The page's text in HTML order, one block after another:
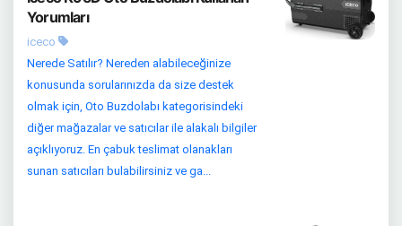
Yorumları
iceco
Nerede Satılır? Nereden alabileceğinize
konusunda sorularınızda da size destek
olmak için, Oto Buzdolabı kategorisindeki
diğer mağazalar ve satıcılar ile alakalı bilgiler
açıklıyoruz. En çabuk teslimat olanakları
sunan satıcıları bulabilirsiniz ve ga...